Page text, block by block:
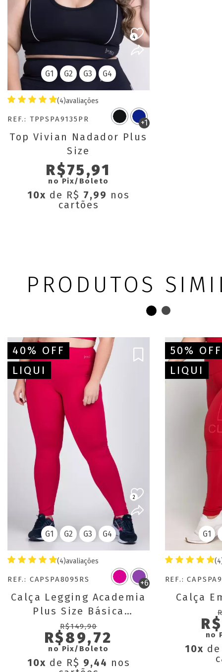
4
(4)avaliações
REF.: TPPSPA9135PR +1
Top Vivian Nadador Plus
Size
R$75,91
no Pix/Boleto
10x de R$ 7,99 nos
cartões
G1 G2 G3 G4
PRODUTOS
40% OFF
LIQUI
2
(4)avaliações
REF.: CAPSPA8095RS +6
Calça Legging Academia
Plus Size Básica
Cigarreti 020
R$149,90
R$89,72
no Pix/Boleto
10x de R$ 9,44 nos
G1 G2 G3 G4
50% OFF
LIQUI
REF.:
Calça
no
10x
G1